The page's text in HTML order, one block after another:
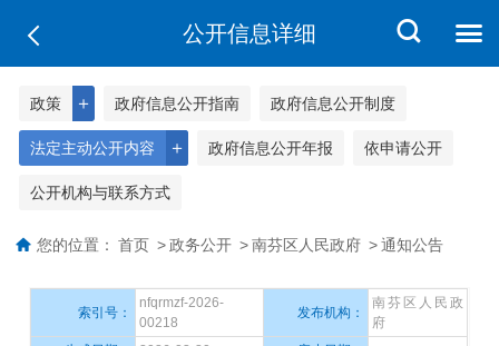
公开信息详细
＋
政策 政府信息公开指南 政府信息公开制度
＋
法定主动公开内容 政府信息公开年报 依申请公开
公开机构与联系方式
您的位置： 首页 > 政务公开 > 南芬区人民政府 > 通知公告
索引号：
nfqrmzf-2026-
00218
发布机构：
南芬区人民政
府